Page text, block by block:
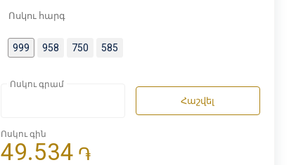
Ոսկու հարգ
999 958 750 585
Ոսկու գրամ
Հաշվել
Ոսկու գին
49.534 ֏